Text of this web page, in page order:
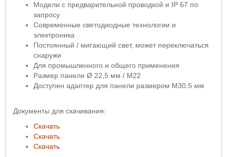
Модели с предварительной проводкой и IP 67 по
запросу
Современные светодиодные технологии и
электроника
Постоянный / мигающий свет, может переключаться
снаружи
Для промышленного и общего применения
Размер панели Ø 22,5 мм / M22
Доступен адаптер для панели размером M30.5 мм
Документы для скачивания:
Скачать
Скачать
Скачать